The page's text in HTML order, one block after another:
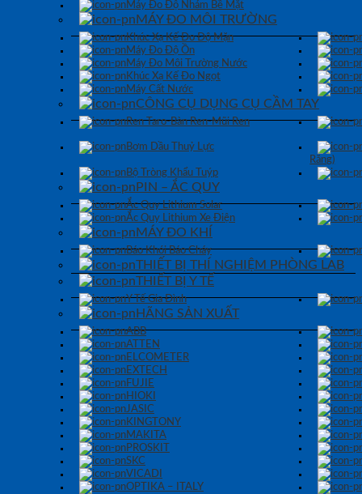
Máy Đo Độ Nhám Bề Mặt
MÁY ĐO MÔI TRƯỜNG
Khúc Xạ Kế Đo Độ Mặn
Máy Đo Độ Ồn
Máy Đo Môi Trường Nước
Khúc Xạ Kế Đo Ngọt
Máy Cất Nước
CÔNG CỤ DỤNG CỤ CẦM TAY
Ren Taro-Bàn Ren-Mũi Ren
Bơm Dầu Thuỷ Lực
Răng)
Bộ Tròng Khẩu Tuýp
PIN – ẮC QUY
Ắc Quy Lithium Solar
Ắc Quy Lithium Xe Điện
MÁY ĐO KHÍ
Báo Khói Báo Cháy
THIẾT BỊ THÍ NGHIỆM PHÒNG LAB
THIẾT BỊ Y TẾ
Y Tế Gia Đình
HÃNG SẢN XUẤT
ABB
ATTEN
ELCOMETER
EXTECH
FUJIE
HIOKI
JASIC
KINGTONY
MAKITA
PROSKIT
SKC
VICADI
OPTIKA – ITALY